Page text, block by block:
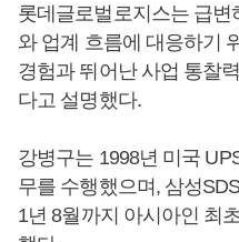
롯데글로벌로지스는 급변
와 업계 흐름에 대응하기
경험과 뛰어난 사업 통찰
다고 설명했다.
강병구는 1998년 미국
무를 수행했으며, 삼성
1년 8월까지 아시아인 최